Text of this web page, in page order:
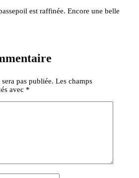
est raffinée. Encore une belle
pas publiée. Les champs
avec *